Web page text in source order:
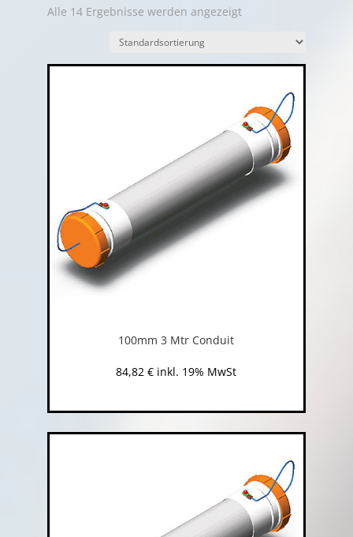
Alle 14 Ergebnisse werden angezeigt
100mm 3 Mtr Conduit
84,82€ inkl. 19% MwSt